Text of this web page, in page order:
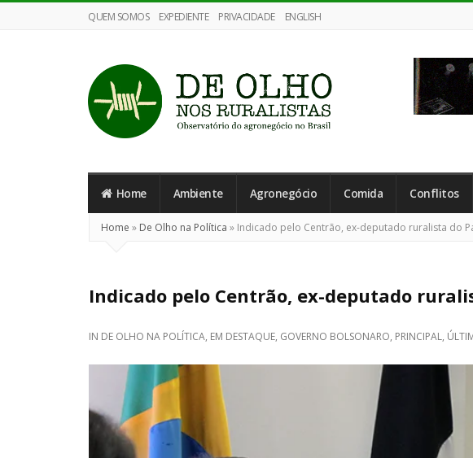
QUEM SOMOS EXPEDIENTE PRIVACIDADE ENGLISH
Olho
nos
Ruralistas
Home Ambiente Agronegócio Comida Conflitos
Home » De Olho na Política » Indicado pelo Centrão, ex-deputado ruralista do
Indicado pelo Centrão, ex-deputado
IN DE OLHO NA POLÍTICA, EM DESTAQUE, GOVERNO BOLSONARO, PRINCIPAL,